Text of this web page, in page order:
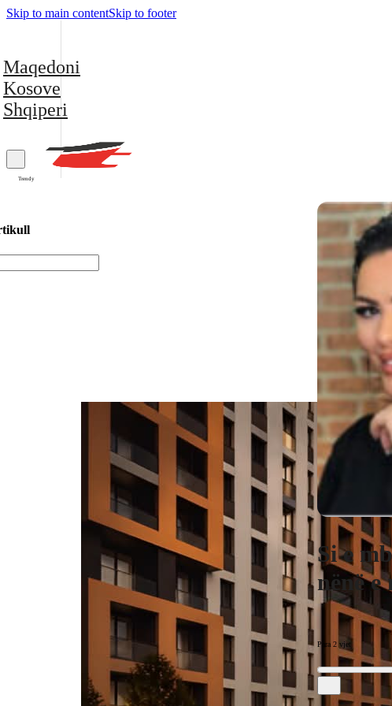
Skip to main contentSkip to footer
Maqedoni
Kosove
Shqiperi
Trendy
Si e
nënë
Para 2 vjet